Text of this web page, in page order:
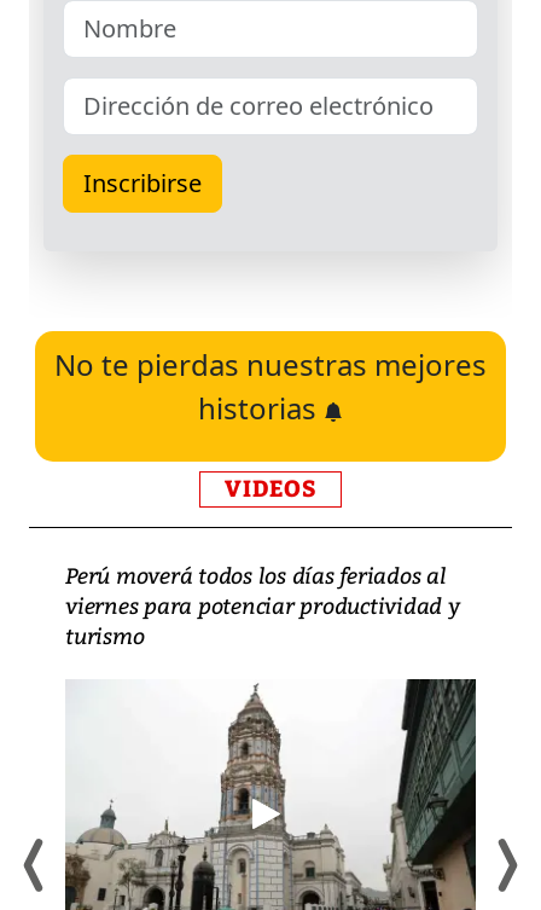
No te pierdas nuestras mejores
historias
VIDEOS
Perú moverá todos los días feriados al
viernes para potenciar productividad y
turismo